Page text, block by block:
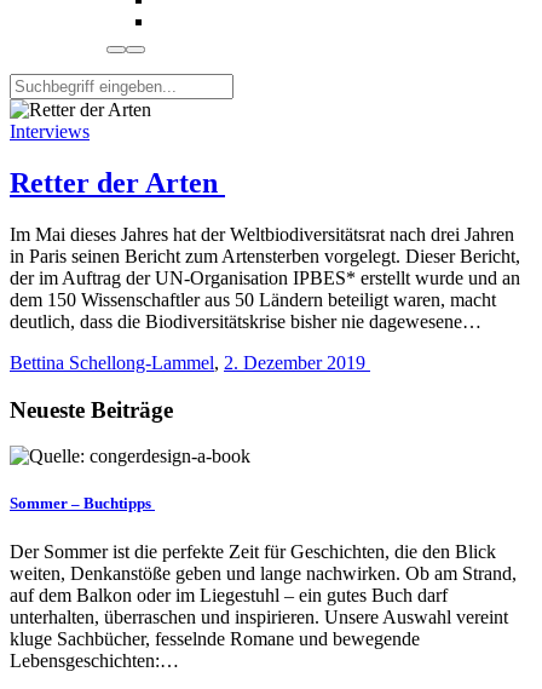
Interviews
Retter der Arten
Im Mai dieses Jahres hat der Weltbiodiversitätsrat nach drei Jahren
in Paris seinen Bericht zum Artensterben vorgelegt. Dieser Bericht,
der im Auftrag der UN-Organisation IPBES* erstellt wurde und an
dem 150 Wissenschaftler aus 50 Ländern beteiligt waren, macht
deutlich, dass die Biodiversitätskrise bisher nie dagewesene…
Bettina Schellong-Lammel, 2. Dezember 2019
Neueste Beiträge
Sommer – Buchtipps
Der Sommer ist die perfekte Zeit für Geschichten, die den Blick
weiten, Denkanstöße geben und lange nachwirken. Ob am Strand,
auf dem Balkon oder im Liegestuhl – ein gutes Buch darf
unterhalten, überraschen und inspirieren. Unsere Auswahl vereint
kluge Sachbücher, fesselnde Romane und bewegende
Lebensgeschichten:…